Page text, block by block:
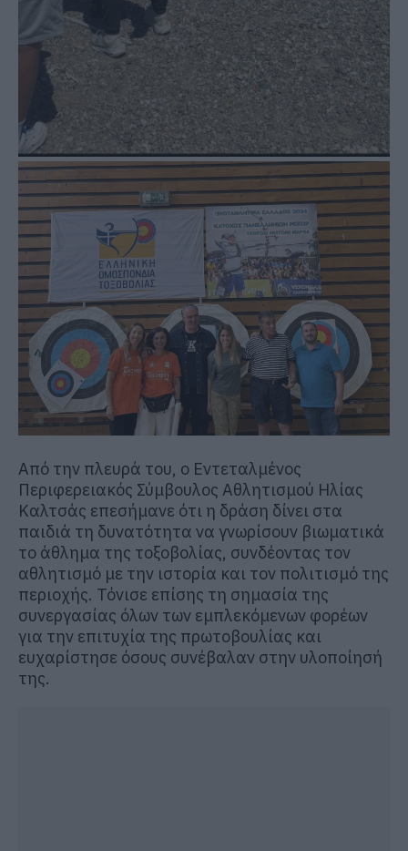
Από την πλευρά του, ο Εντεταλμένος
Περιφερειακός Σύμβουλος Αθλητισμού Ηλίας
Καλτσάς επεσήμανε ότι η δράση δίνει στα
παιδιά τη δυνατότητα να γνωρίσουν βιωματικά
το άθλημα της τοξοβολίας, συνδέοντας τον
αθλητισμό με την ιστορία και τον πολιτισμό της
περιοχής. Τόνισε επίσης τη σημασία της
συνεργασίας όλων των εμπλεκόμενων φορέων
για την επιτυχία της πρωτοβουλίας και
ευχαρίστησε όσους συνέβαλαν στην υλοποίησή
της.